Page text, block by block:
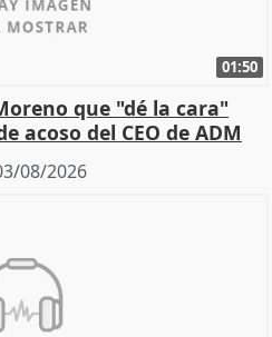
01:50
que "dé la cara"
acoso del CEO de ADM
08/2026